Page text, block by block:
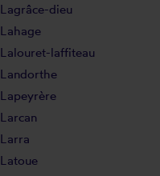
Lagrâce-dieu
Lahage
Lalouret-laffiteau
Landorthe
Lapeyrère
Larcan
Larra
Latoue